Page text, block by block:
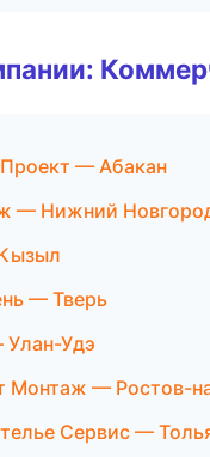
— Абакан
— Нижний
— Тверь
Улан-Удэ
Монтаж — Ростов-
Сервис —